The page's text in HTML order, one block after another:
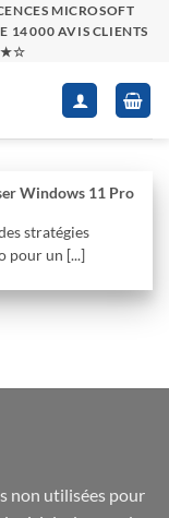
MICROSOFT
14 000 AVIS CLIENTS
Windows 11 Pro
stratégies
pour un [...]
non utilisées pour